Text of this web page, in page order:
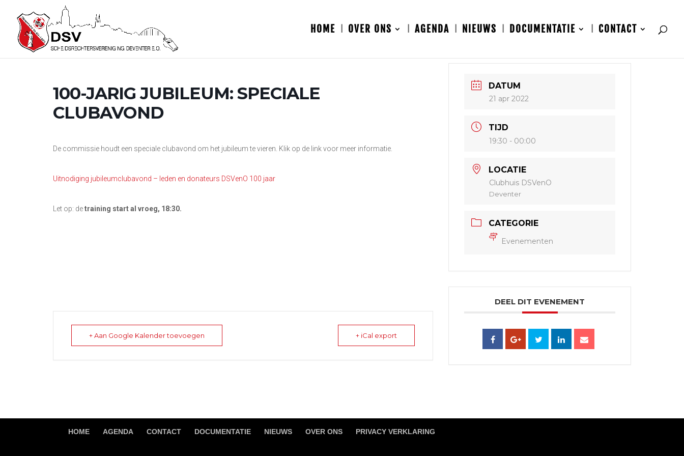
HOME OVER ONS AGENDA NIEUWS DOCUMENTATIE CONTACT
100-JARIG JUBILEUM: SPECIALE
CLUBAVOND
De commissie houdt een speciale clubavond om het jubileum te vieren. Klik op de link voor meer informatie.
Uitnodiging jubileumclubavond – leden en donateurs DSVenO 100 jaar
Let op: detraining start al vroeg, 18:30.
+ Aan Google Kalender toevoegen + iCal export
DATUM
21 apr 2022
TIJD
19:30 - 00:00
LOCATIE
Clubhuis DSVenO
Deventer
CATEGORIE
Evenementen
DEEL DIT EVENEMENT
HOME AGENDA CONTACT DOCUMENTATIE NIEUWS OVER ONS PRIVACY VERKLARING